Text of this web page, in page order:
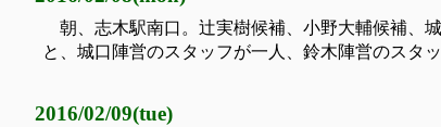
朝、志木駅南口。辻実樹候補、小野大輔候補、
と、城口陣営のスタッフが一人、鈴木陣営のスタ
2016/02/09(tue)